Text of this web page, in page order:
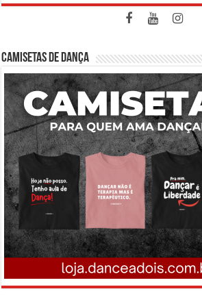
CAMISETAS DE DANÇA